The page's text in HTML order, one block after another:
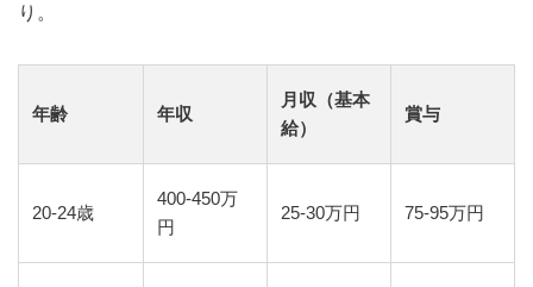
り。
年齢 年収
月収（基本
給）
賞与
20-24歳
400-450万
円
25-30万円 75-95万円